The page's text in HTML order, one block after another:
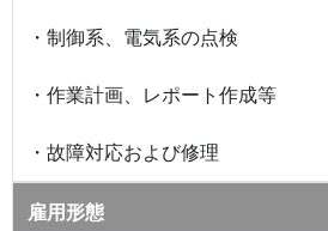
・制御系、電気系の点検
・作業計画、レポート作成等
・故障対応および修理
雇用形態